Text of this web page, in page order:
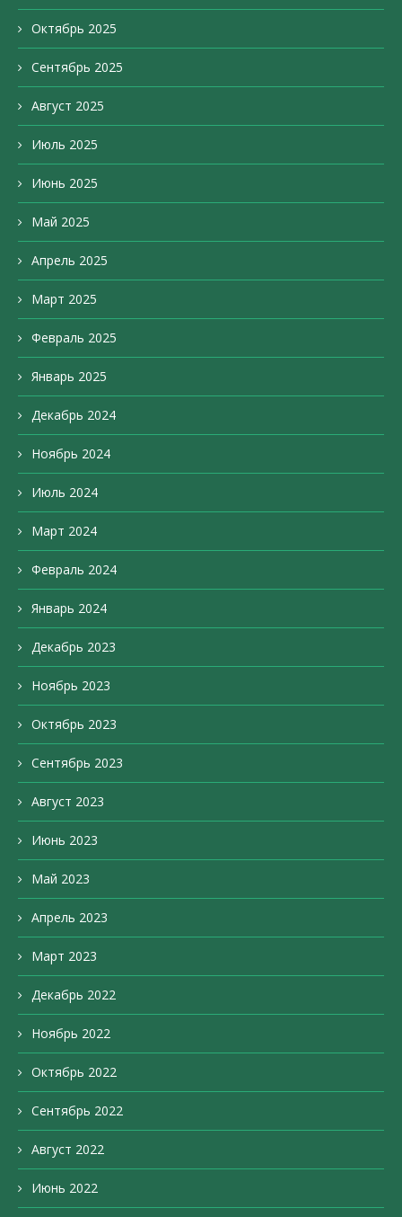
Октябрь 2025
Сентябрь 2025
Август 2025
Июль 2025
Июнь 2025
Май 2025
Апрель 2025
Март 2025
Февраль 2025
Январь 2025
Декабрь 2024
Ноябрь 2024
Июль 2024
Март 2024
Февраль 2024
Январь 2024
Декабрь 2023
Ноябрь 2023
Октябрь 2023
Сентябрь 2023
Август 2023
Июнь 2023
Май 2023
Апрель 2023
Март 2023
Декабрь 2022
Ноябрь 2022
Октябрь 2022
Сентябрь 2022
Август 2022
Июнь 2022